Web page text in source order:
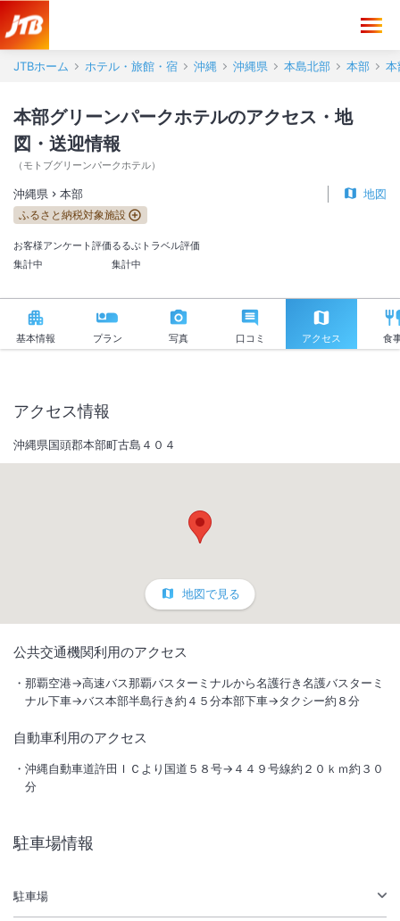
JTBホーム ホテル・旅館・宿 沖縄 沖縄県 本島北部 本部 本
本部グリーンパークホテルのアクセス・地
図・送迎情報
（ モトブグリーンパークホテル）
沖縄県 本部 地図
ふるさと納税対象施設
お客様アンケート評価
集計中
るるぶトラベル評価
集計中
基本情報 プラン 写真 口コミ アクセス 食
は絶景で、一日の疲れをきっと癒してくれます。海と山の自然を五感で
感じて下さい
駐車場あり
アクセス情報
沖縄県国頭郡本部町古島４０４
地図で見る
公共交通機関利用のアクセス
那覇空港→高速バス那覇バスターミナルから名護行き名護バスターミ
ナル下車→バス本部半島行き約４５分本部下車→タクシー約８分
自動車利用のアクセス
沖縄自動車道許田ＩＣより国道５８号→４４９号線約２０ｋｍ約３０
分
駐車場情報
駐車場